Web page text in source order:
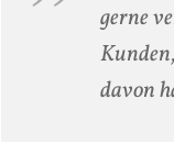
gerne
davon